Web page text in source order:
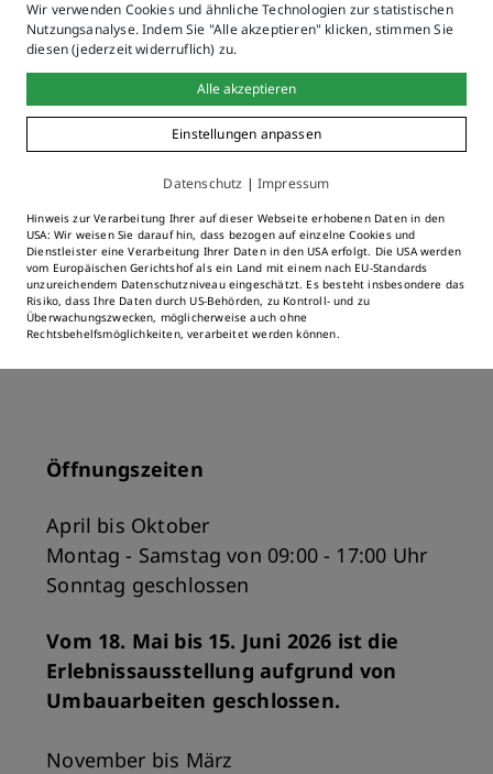
Naturparkzentrum Nagelfluhkette
Seestraße 10
87509 Immenstadt i. Allgäu
Telefon: +49 (0)8323 99 88 77
E-Mail:
info(at)naturpark-nagelfluhkette.eu
Zur Homepage
Öffnungszeiten
April bis Oktober
Montag - Samstag von 09:00 - 17:00 Uhr
Sonntag geschlossen
Vom 18. Mai bis 15. Juni 2026 ist die
Erlebnissausstellung aufgrund von
Umbauarbeiten geschlossen.
November bis März
Wir verwenden Cookies und ähnliche Technologien zur statistischen
Nutzungsanalyse. Indem Sie "Alle akzeptieren" klicken, stimmen Sie
diesen (jederzeit widerruflich) zu.
Alle akzeptieren
Einstellungen anpassen
Datenschutz | Impressum
Hinweis zur Verarbeitung Ihrer auf dieser Webseite erhobenen Daten in den
USA: Wir weisen Sie darauf hin, dass bezogen auf einzelne Cookies und
Dienstleister eine Verarbeitung Ihrer Daten in den USA erfolgt. Die USA werden
vom Europäischen Gerichtshof als ein Land mit einem nach EU-Standards
unzureichendem Datenschutzniveau eingeschätzt. Es besteht insbesondere das
Risiko, dass Ihre Daten durch US-Behörden, zu Kontroll- und zu
Überwachungszwecken, möglicherweise auch ohne
Rechtsbehelfsmöglichkeiten, verarbeitet werden können.